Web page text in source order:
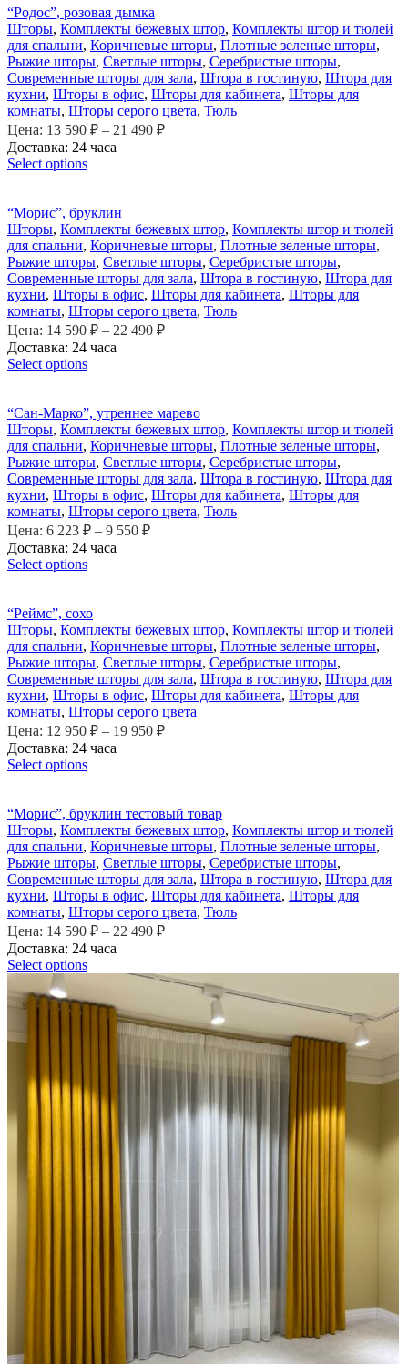
“Родос”, розовая дымка
Шторы, Комплекты бежевых штор, Комплекты штор и тюлей
для спальни, Коричневые шторы, Плотные зеленые шторы,
Рыжие шторы, Светлые шторы, Серебристые шторы,
Современные шторы для зала, Штора в гостиную, Штора для
кухни, Шторы в офис, Шторы для кабинета, Шторы для
комнаты, Шторы серого цвета, Тюль
Цена: 13 590 ₽ – 21 490 ₽
Доставка: 24 часа
Select options
“Морис”, бруклин
Шторы, Комплекты бежевых штор, Комплекты штор и тюлей
для спальни, Коричневые шторы, Плотные зеленые шторы,
Рыжие шторы, Светлые шторы, Серебристые шторы,
Современные шторы для зала, Штора в гостиную, Штора для
кухни, Шторы в офис, Шторы для кабинета, Шторы для
комнаты, Шторы серого цвета, Тюль
Цена: 14 590 ₽ – 22 490 ₽
Доставка: 24 часа
Select options
“Сан-Марко”, утреннее марево
Шторы, Комплекты бежевых штор, Комплекты штор и тюлей
для спальни, Коричневые шторы, Плотные зеленые шторы,
Рыжие шторы, Светлые шторы, Серебристые шторы,
Современные шторы для зала, Штора в гостиную, Штора для
кухни, Шторы в офис, Шторы для кабинета, Шторы для
комнаты, Шторы серого цвета, Тюль
Цена: 6 223 ₽ – 9 550 ₽
Доставка: 24 часа
Select options
“Реймс”, сохо
Шторы, Комплекты бежевых штор, Комплекты штор и тюлей
для спальни, Коричневые шторы, Плотные зеленые шторы,
Рыжие шторы, Светлые шторы, Серебристые шторы,
Современные шторы для зала, Штора в гостиную, Штора для
кухни, Шторы в офис, Шторы для кабинета, Шторы для
комнаты, Шторы серого цвета
Цена: 12 950 ₽ – 19 950 ₽
Доставка: 24 часа
Select options
“Морис”, бруклин тестовый товар
Шторы, Комплекты бежевых штор, Комплекты штор и тюлей
для спальни, Коричневые шторы, Плотные зеленые шторы,
Рыжие шторы, Светлые шторы, Серебристые шторы,
Современные шторы для зала, Штора в гостиную, Штора для
кухни, Шторы в офис, Шторы для кабинета, Шторы для
комнаты, Шторы серого цвета, Тюль
Цена: 14 590 ₽ – 22 490 ₽
Доставка: 24 часа
Select options